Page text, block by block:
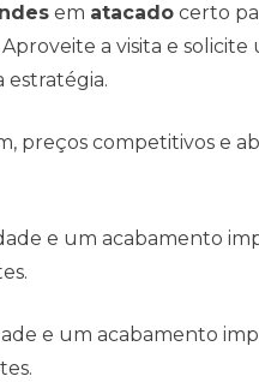
em atacado certo
Aproveite a visita e solicite
preços competitivos e
e um acabamento
e um acabamento